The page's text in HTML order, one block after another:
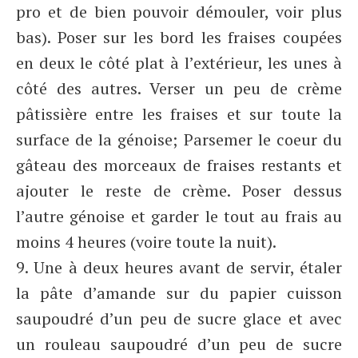
pro et de bien pouvoir démouler, voir plus
bas). Poser sur les bord les fraises coupées
en deux le côté plat à l’extérieur, les unes à
côté des autres. Verser un peu de crème
pâtissière entre les fraises et sur toute la
surface de la génoise; Parsemer le coeur du
gâteau des morceaux de fraises restants et
ajouter le reste de crème. Poser dessus
l’autre génoise et garder le tout au frais au
moins 4 heures (voire toute la nuit).
9. Une à deux heures avant de servir, étaler
la pâte d’amande sur du papier cuisson
saupoudré d’un peu de sucre glace et avec
un rouleau saupoudré d’un peu de sucre